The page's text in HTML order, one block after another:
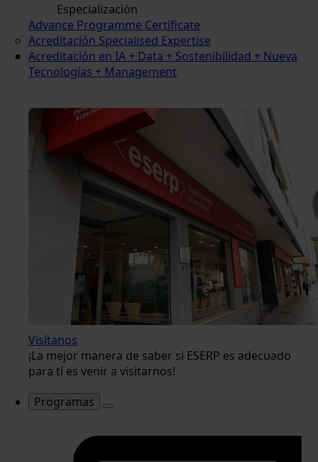
Especialización
Advance Programme Certificate
Acreditación Specialised Expertise
Acreditación en IA + Data + Sostenibilidad + Nueva
Tecnologías + Management
Visítanos
¡La mejor manera de saber si ESERP es adecuado
para tí es venir a visitarnos!
Programas